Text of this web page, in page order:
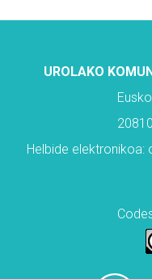
UROLAKO
Helbide elektronikoa: